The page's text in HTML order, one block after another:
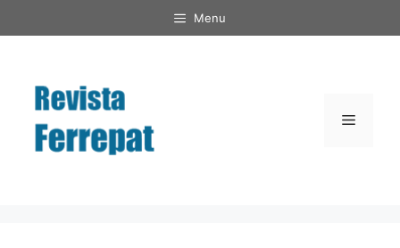
al
Menu
Menú